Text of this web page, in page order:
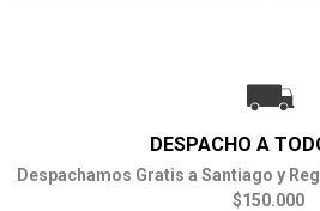
DESPACHO A
Despachamos Gratis a Santiago y
$150.000